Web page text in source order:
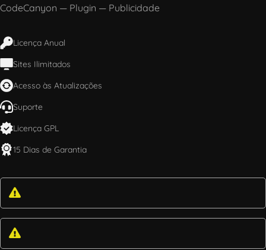
CodeCanyon — Plugin — Publicidade
Licença Anual
Sites Ilimitados
Acesso às Atualizações
Suporte
Licença GPL
15 Dias de Garantia